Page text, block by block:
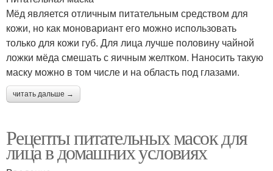
Мёд является отличным питательным средством для
кожи, но как моновариант его можно использовать
только для кожи губ. Для лица лучше половину чайной
ложки мёда смешать с яичным желтком. Наносить такую
маску можно в том числе и на область под глазами.
читать дальше →
Рецепты питательных масок для
лица в домашних условиях